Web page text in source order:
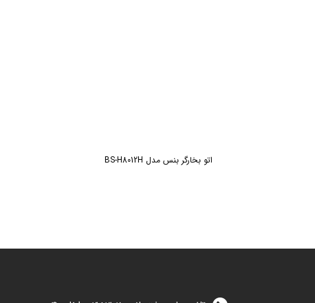
اتو بخارگر بنس مدل BS-H8012H